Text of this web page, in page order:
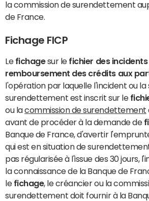
la commission de surendettement
de France.
Fichage FICP
Le fichagesur le fichier des incidents
remboursement des crédits aux
l'opération par laquelle l'incident ou la
surendettement est inscrit sur le
ou lacommission de surendettement
avant de procéder à la demande de
Banque de France, d'avertir
qui est en situation de
pas régularisée à l'issue des 30 jours,
la connaissance de la Banque de
le fichage, le créancier ou la
surendettement doit fournir à la